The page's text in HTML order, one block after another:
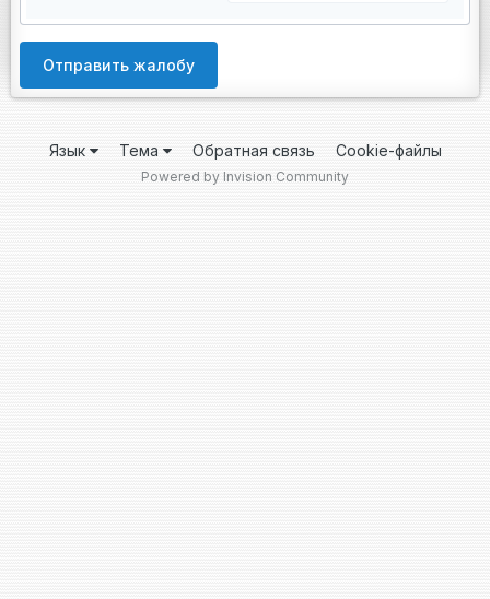
Отправить жалобу
Язык Тема Обратная связь Cookie-файлы
Powered by Invision Community